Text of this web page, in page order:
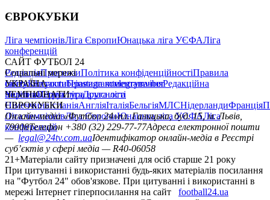
ЄВРОКУБКИ
Ліга чемпіонівЛіга ЄвропиЮнацька ліга УЄФАЛіга
конференцій
САЙТ ФУТБОЛ 24
РедакціяПрогнозиПолітика конфіденційностіПравила
сайтуКонтактиПравила коментуванняРедакційна
політикаСтруктура власності
Соціальні мережі
facebookxyoutubeinstagramtelegramviber
УКРАЇНА
УкраїнаПерша лігаДруга ліга
ЧЕМПІОНАТИ
НімеччинаІспаніяАнгліяІталіяБельгіяМЛСНідерландиФранція
ЄВРОКУБКИ
Ліга чемпіонівЛіга ЄвропиЮнацька ліга УЄФАЛіга
конференцій
Онлайн-медіа «Футбол 24»пл. Галицька, буд. 15, м. Львів,
79008Телефон +380 (32) 229-77-77Адреса електронної пошти
— legal@24tv.com.uaІдентифікатор онлайн-медіа в Реєстрі
суб’єктів у сфері медіа — R40-06058
21+Матеріали сайту призначені для осіб старше 21 року
При цитуванні і використанні будь-яких матеріалів посилання
на "Футбол 24" обов'язкове. При цитуванні і використанні в
мережі Інтернет гіперпосилання на сайт
football24.ua